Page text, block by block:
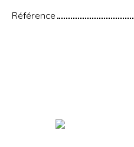
Référence